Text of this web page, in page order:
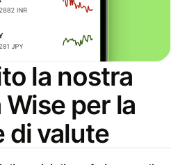
la nostra
per la
di valute